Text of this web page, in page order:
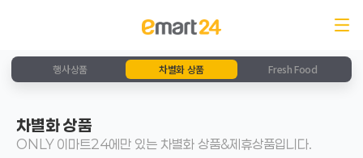
행사상품 차별화 상품 Fresh Food
차별화 상품
ONLY 이마트24에만 있는 차별화 상품&제휴상품입니다.